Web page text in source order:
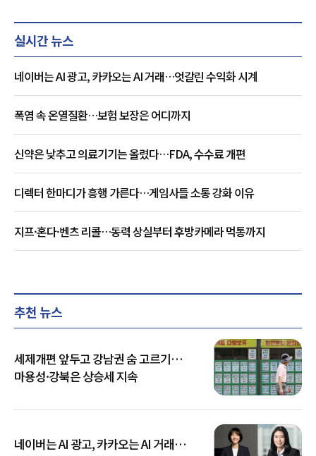
실시간 뉴스
네이버는 AI 광고, 카카오는 AI 거래…엇갈린 수익화 시계
폭염 속 온열질환…보험 보장은 어디까지
신약은 낮추고 의료기기는 올렸다…FDA, 수수료 개편
디렉터 한마디가 흥행 가른다…게임사들 소통 강화 이유
지프·혼다·벤츠 리콜…동력 상실부터 후방카메라 먹통까지
추천 뉴스
세제개편 앞두고 강남권 숨 고르기…
마용성·강북은 상승세 지속
네이버는 AI 광고, 카카오는 AI 거래…